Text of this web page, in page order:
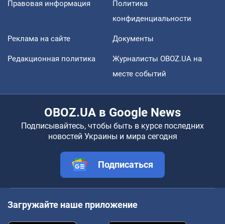
Правовая информация
Политика
конфиденциальности
Реклама на сайте Документы
Редакционная политика
Журналисты OBOZ.UA на
месте событий
OBOZ.UA в Google News
Подписывайтесь, чтобы быть в курсе последних
новостей Украины и мира сегодня
Подписаться
Загружайте наше приложение